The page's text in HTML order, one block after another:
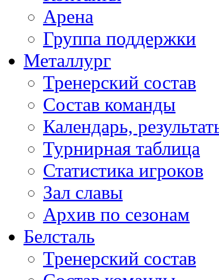
Арена
Группа поддержки
Металлург
Тренерский состав
Состав команды
Календарь,
Турнирная таблица
Статистика игроков
Зал славы
Архив по сезонам
Белсталь
Тренерский состав